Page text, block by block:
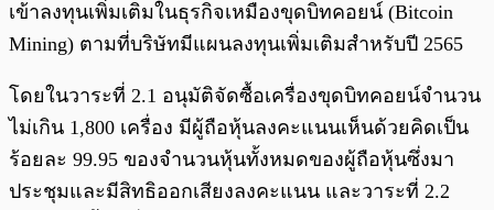
เข้าลงทุนเพิ่มเติมในธุรกิจเหมืองขุดบิทคอยน์ (Bitcoin
Mining) ตามที่บริษัทมีแผนลงทุนเพิ่มเติมสําหรับปี 2565
โดยในวาระที่ 2.1 อนุมัติจัดซื้อเครื่องขุดบิทคอยน์จํานวน
ไม่เกิน 1,800 เครื่อง มีผู้ถือหุ้นลงคะแนนเห็นด้วยคิดเป็น
ร้อยละ 99.95 ของจำนวนหุ้นทั้งหมดของผู้ถือหุ้นซึ่งมา
ประชุมและมีสิทธิออกเสียงลงคะแนน และวาระที่ 2.2